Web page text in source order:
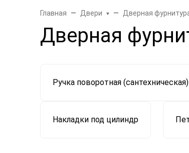
Главная Двери Дверная
Дверная
Ручка поворотная (сантехническая)
Накладки под цилиндр